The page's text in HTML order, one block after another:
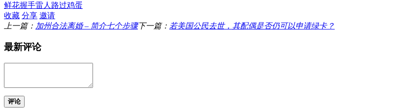
鲜花握手雷人 路过鸡蛋
收藏 分享 邀请
上一篇： 加州合法离婚 – 简介七个步骤下一篇： 若美国公民去世，其配偶是否仍可以申请绿卡？
最新评论
评论